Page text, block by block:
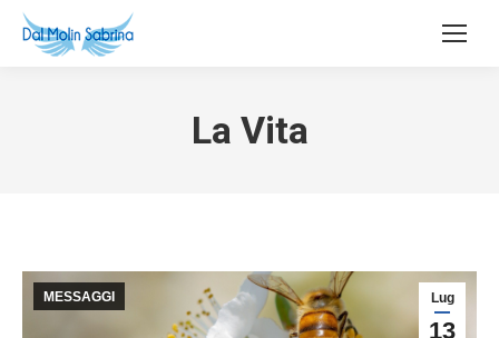
La Vita
Lug
13
MESSAGGI